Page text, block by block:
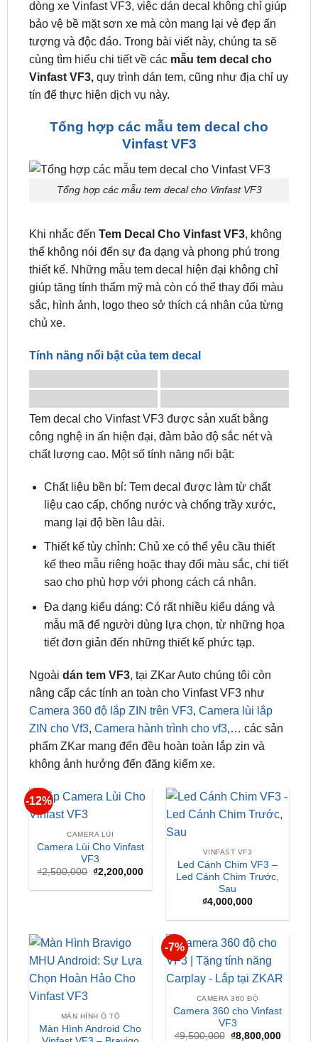
tượng và độc đáo. Trong bài viết này, chúng ta sẽ
cùng tìm hiểu chi tiết về cácmẫu tem decal cho
Vinfast VF3,quy trình dán tem, cũng như địa chỉ uy
tín để thực hiện dịch vụ này.
Tổng hợp các mẫu tem decal cho
Khi nhắc đếnTem Decal Cho Vinfast VF3 , không
thiết kế. Những mẫu tem decal hiện đại không chỉ
giúp tăng tính thẩm mỹ mà còn có thể thay đổi màu
sắc, hình ảnh, logo theo sở thích cá nhân của từng
chủ xe.
Tính năng nổi bật của tem decal
chất lượng cao. Một số tính năng nổi bật:
Chất liệu bền bỉ: Tem decal được làm từ chất
mang lại độ bền lâu dài.
Thiết kế tùy chỉnh: Chủ xe có thể yêu cầu thiết
kế theo mẫu riêng hoặc thay đổi màu sắc, chi tiết
sao cho phù hợp với phong cách cá nhân.
Đa dạng kiểu dáng: Có rất nhiều kiểu dáng và
mẫu mã để người dùng lựa chọn, từ những họa
tiết đơn giản đến những thiết kế phức tạp.
Ngoài dán tem VF3 , tại ZKar Auto chúng tôi còn
Camera 360 độ lắp ZIN trên VF3,Camera lùi lắp
ZIN cho Vf3,Camera hành trình cho vf3,… các sản
phẩm ZKar mang đến đều hoàn toàn lắp zin và
không ảnh hưởng đến đăng kiểm xe.
-12%
CAMERA LÙI
Camera Lùi Cho Vinfast
2,500,000 Giá
gốc
là:
₫2,500,000.
₫2,200,000
hiện
tại
₫2,200,000.
VINFAST VF3
Led Cánh Chim VF3 –
Sau
₫4,000,000
MÀN HÌNH Ô TÔ
Màn Hình Android Cho
MHU
₫7,900,000
CAMERA 360 ĐỘ
Camera 360 cho Vinfast
VF3
9,500,000 Giá
gốc
là:
₫9,500,000.
₫8,800,000
hiện
tại